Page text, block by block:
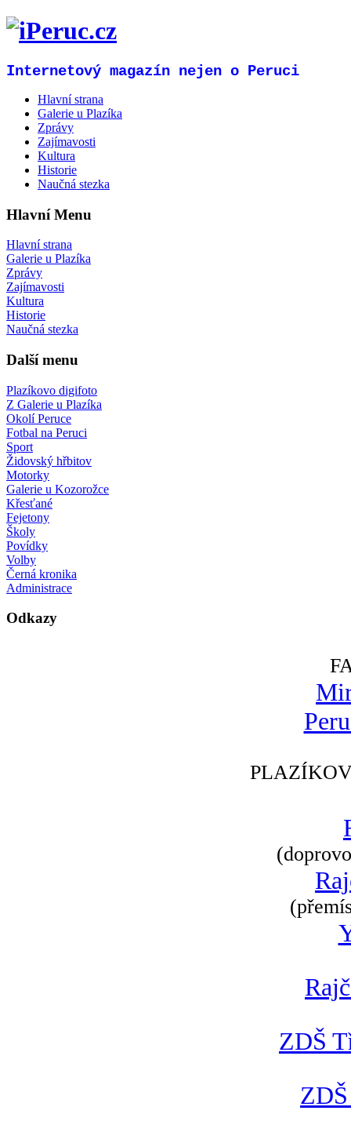
Internetový magazín nejen o Peruci
Hlavní strana
Galerie u Plazíka
Zprávy
Zajímavosti
Kultura
Historie
Naučná stezka
Hlavní Menu
Hlavní strana
Galerie u Plazíka
Zprávy
Zajímavosti
Kultura
Historie
Naučná stezka
Další menu
Plazíkovo digifoto
Z Galerie u Plazíka
Okolí Peruce
Fotbal na Peruci
Sport
Židovský hřbitov
Motorky
Galerie u Kozorožce
Křesťané
Fejetony
Školy
Povídky
Volby
Černá kronika
Administrace
Odkazy
ZDŠ